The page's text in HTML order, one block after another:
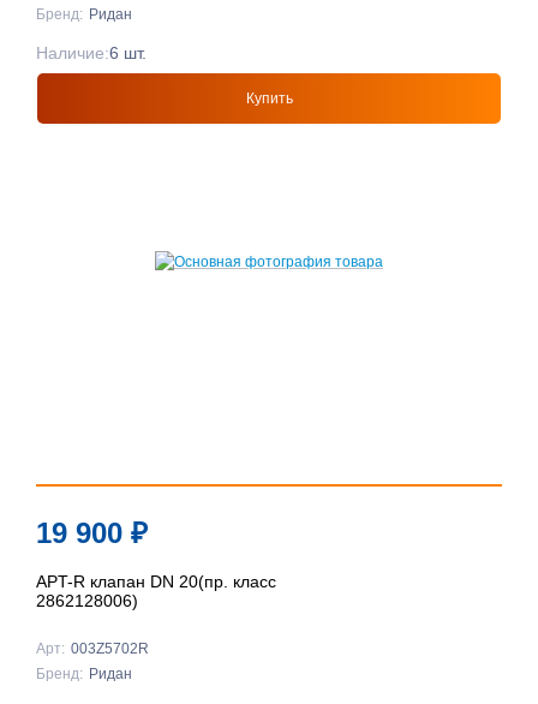
Бренд: Ридан
Купить
Наличие:6 шт.
19 900 ₽
APT-R клапан DN 20(пр. класс
2862128006)
Арт: 003Z5702R
Бренд: Ридан